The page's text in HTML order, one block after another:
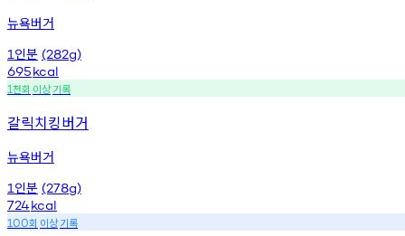
뉴욕버거
1 인분 (282g)
695kcal
1천회 이상기록
갈릭치킹버거
뉴욕버거
1 인분 (278g)
724kcal
100회 이상기록